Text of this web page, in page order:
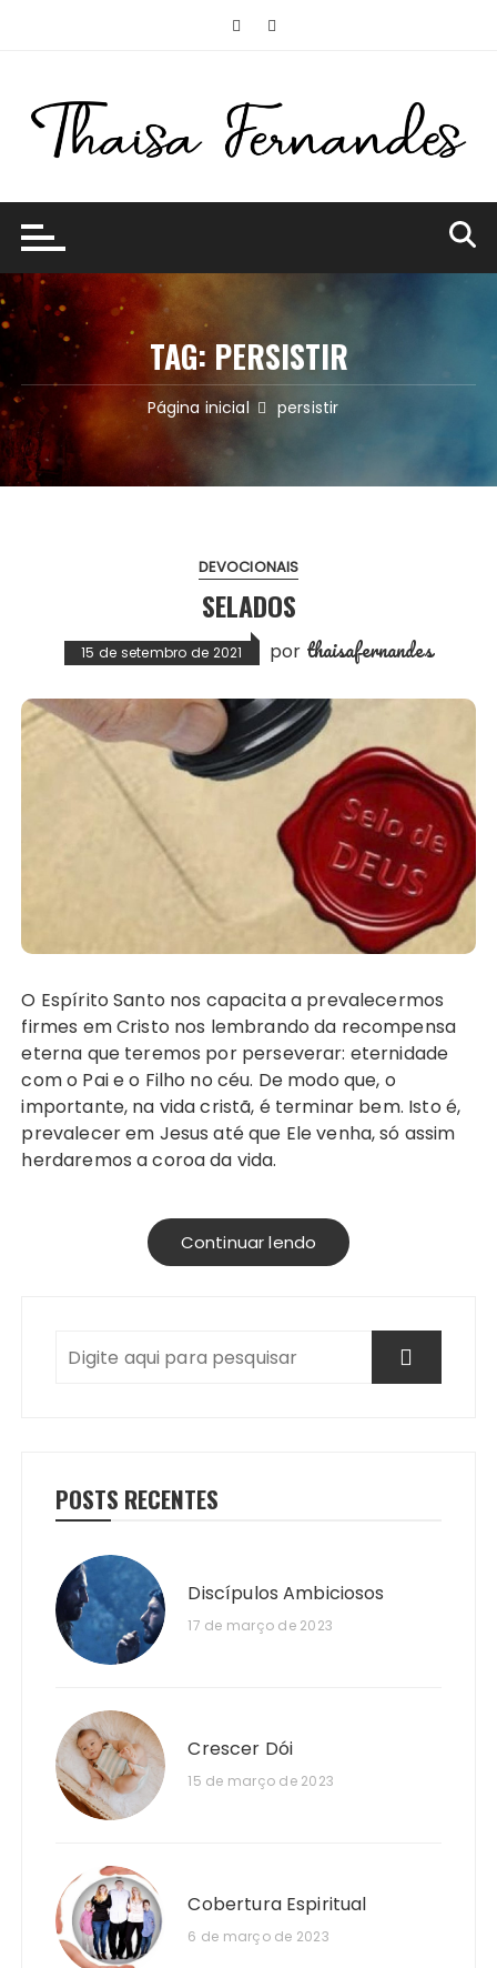
TAG: PERSISTIR
Página inicial persistir
DEVOCIONAIS
SELADOS
15 de setembro de 2021 por thaisafernandes
O Espírito Santo nos capacita a prevalecermos
firmes em Cristo nos lembrando da recompensa
eterna que teremos por perseverar: eternidade
com o Pai e o Filho no céu. De modo que, o
importante, na vida cristã, é terminar bem. Isto é,
prevalecer em Jesus até que Ele venha, só assim
herdaremos a coroa da vida.
Continuar lendo
POSTS RECENTES
Discípulos Ambiciosos
17 de março de 2023
Crescer Dói
15 de março de 2023
Cobertura Espiritual
6 de março de 2023